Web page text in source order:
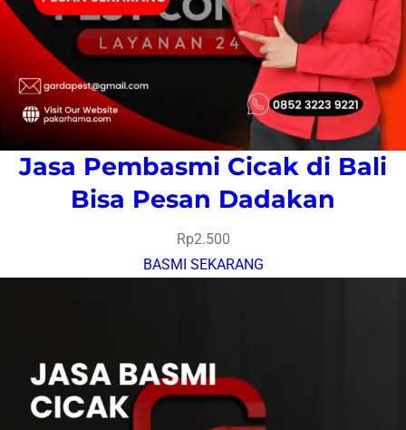
Jasa Pembasmi Cicak di Bali
Bisa Pesan Dadakan
Rp2.500
BASMI SEKARANG